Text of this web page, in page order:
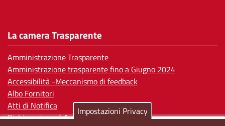
La camera Trasparente
Amministrazione Trasparente
Amministrazione trasparente fino a Giugno 2024
Accessibilità -Meccanismo di feedback
Albo Fornitori
Atti di Notifica
Dichiarazione di Accessibilità
Impostazioni Privacy